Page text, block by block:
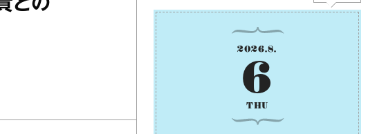
との
2026.8.
6
THU